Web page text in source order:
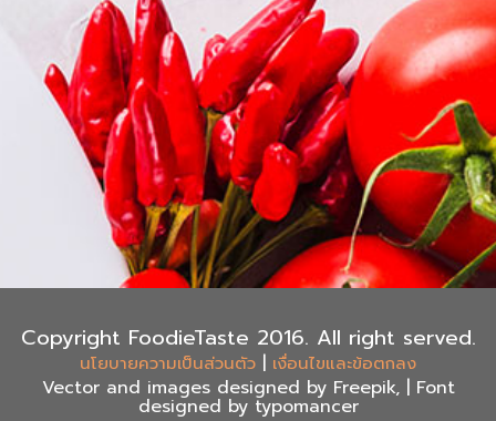
Copyright FoodieTaste 2016. All right served.
นโยบายความเป็นส่วนตัว | เงื่อนไขและข้อตกลง
Vector and images designed by Freepik, | Font
designed by typomancer